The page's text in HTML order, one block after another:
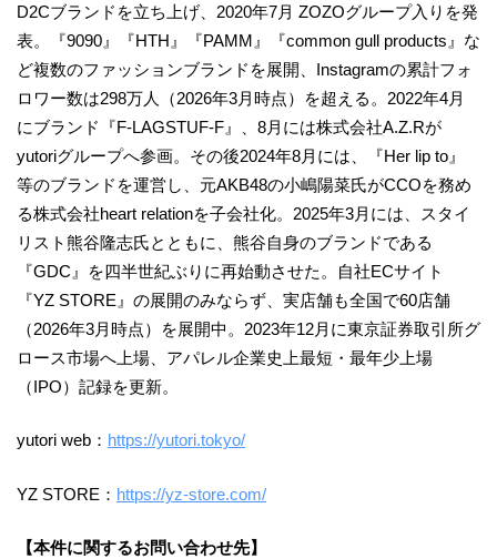
D2Cブランドを立ち上げ、2020年7月 ZOZOグループ入りを発
表。『9090』『HTH』『PAMM』『common gull products』な
ど複数のファッションブランドを展開、Instagramの累計フォ
ロワー数は298万人（2026年3月時点）を超える。2022年4月
にブランド『F-LAGSTUF-F』、8月には株式会社A.Z.Rが
yutoriグループへ参画。その後2024年8月には、『Her lip to』
等のブランドを運営し、元AKB48の小嶋陽菜氏がCCOを務め
る株式会社heart relationを子会社化。2025年3月には、スタイ
リスト熊谷隆志氏とともに、熊谷自身のブランドである
『GDC』を四半世紀ぶりに再始動させた。自社ECサイト
『YZ STORE』の展開のみならず、実店舗も全国で60店舗
（2026年3月時点）を展開中。2023年12月に東京証券取引所グ
ロース市場へ上場、アパレル企業史上最短・最年少上場
（IPO）記録を更新。
yutori web： https://yutori.tokyo/
YZ STORE： https://yz-store.com/
【本件に関するお問い合わせ先】